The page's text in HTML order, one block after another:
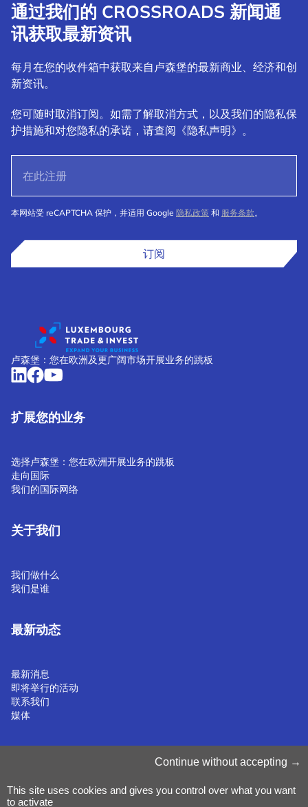
通过我们的 CROSSROADS 新闻通
讯获取最新资讯
每月在您的收件箱中获取来自卢森堡的最新商业、经济和创
新资讯。
您可随时取消订阅。如需了解取消方式，以及我们的隐私保
护措施和对您隐私的承诺，请查阅《隐私声明》。
本网站受 reCAPTCHA 保护，并适用 Google 隐私政策 和 服务条款。
订阅
卢森堡：您在欧洲及更广阔市场开展业务的跳板
扩展您的业务
选择卢森堡：您在欧洲开展业务的跳板
走向国际
我们的国际网络
关于我们
我们做什么
我们是谁
最新动态
最新消息
即将举行的活动
联系我们
媒体
隐私声明
条款和条件
Continue without accepting
This site uses cookies and gives you control over what you want
to activate